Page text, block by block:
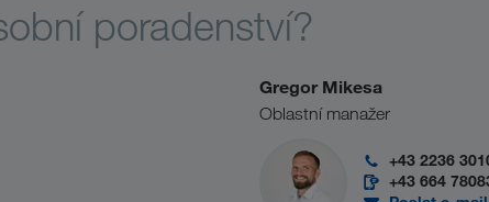
poradenství?
Gregor Mikesa
Oblastní manažer
+43 2236
+43 664